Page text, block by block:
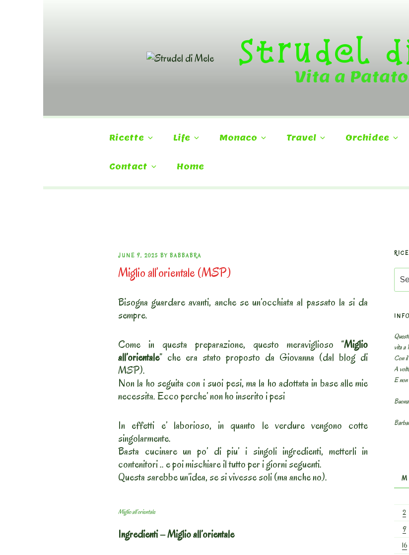
Strudel
Vita a
Ricette Life Monaco Travel Orchidee
Contact Home
POSTED
ON
JUNE 9, 2025 BY BABBABRA
Miglio all’orientale (MSP)
Bisogna guardare avanti, anche se un’occhiata al passato la si da
sempre.
Come in questa preparazione, questo meraviglioso “Miglio
all’orientale” che era stato proposto da Giovanna (dal blog di
MSP).
Non la ho seguita con i suoi pesi, ma la ho adottata in base alle mie
necessita. Ecco perche’ non ho inserito i pesi
In effetti e’ laborioso, in quanto le verdure vengono cotte
singolarmente.
Basta cucinare un po’ di piu’ i singoli ingredienti, metterli in
contenitori .. e poi mischiare il tutto per i giorni seguenti.
Questa sarebbe un’idea, se si vivesse soli (ma anche no).
Miglio all’orientale
Ingredienti – Miglio all’orientale
for:
vita a
Con il
A
E non
M
2
9
16